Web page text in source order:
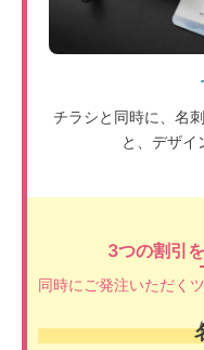
チラシと同時に、名
と、デザイ
3つの割引
同時にご発注いただく